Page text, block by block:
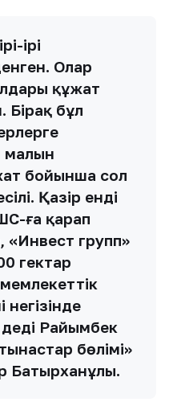
ірі
Олар
құжат
Бірақ бұл
малын
бойынша сол
Қазір енді
ға қарап
«Инвест групп»
гектар
Райымбек
бөлімі»
Батырханұлы.